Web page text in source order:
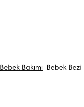
Bebek Bakımı Bebek Bezi